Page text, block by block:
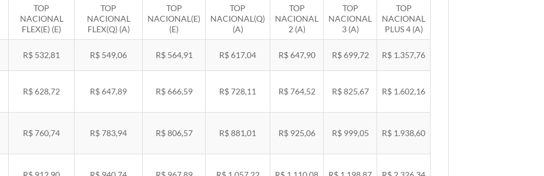
TOP
NACIONAL
FLEX(E) (E)
TOP
NACIONAL
FLEX(Q) (A)
TOP
NACIONAL(E)
(E)
TOP
NACIONAL(Q)
(A)
TOP
NACIONAL
2 (A)
TOP
NACIONAL
3 (A)
TOP
NACIONAL
PLUS 4 (A)
R$ 532,81 R$ 549,06 R$ 564,91 R$ 617,04 R$ 647,90 R$ 699,72 R$ 1.357,76
R$ 628,72 R$ 647,89 R$ 666,59 R$ 728,11 R$ 764,52 R$ 825,67 R$ 1.602,16
R$ 760,74 R$ 783,94 R$ 806,57 R$ 881,01 R$ 925,06 R$ 999,05 R$ 1.938,60